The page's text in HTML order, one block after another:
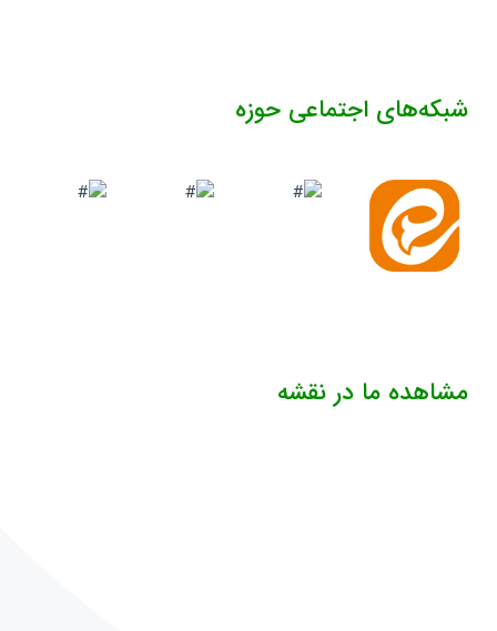
شبکه‌های اجتماعی حوزه
مشاهده ما در نقشه